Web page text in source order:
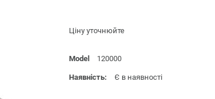
Ціну уточнюйте
Model 120000
Наявність: Є в наявності